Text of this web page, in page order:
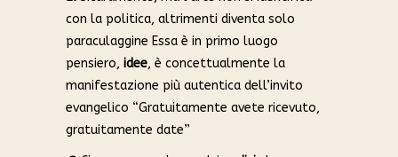
con la politica, altrimenti diventa solo
paraculaggine Essa è in primo luogo
pensiero, idee, è concettualmente la
manifestazione più autentica dell’invito
evangelico “Gratuitamente avete ricevuto,
gratuitamente date”